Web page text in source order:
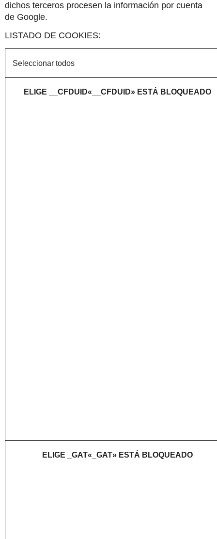
dichos terceros procesen la información por cuenta
de Google.
LISTADO DE COOKIES:
Seleccionar todos
ELIGE __CFDUID«__CFDUID» ESTÁ BLOQUEADO
ELIGE _GAT«_GAT» ESTÁ BLOQUEADO